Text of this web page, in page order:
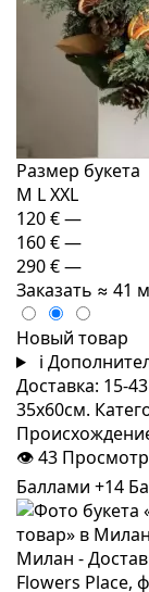
Размер букета
M LXXL
120 €—
160 €—
290 €—
Заказать ≈ 41
Новый товар
i
Доставка: 15-
35x60см.
👁43
Баллами +14